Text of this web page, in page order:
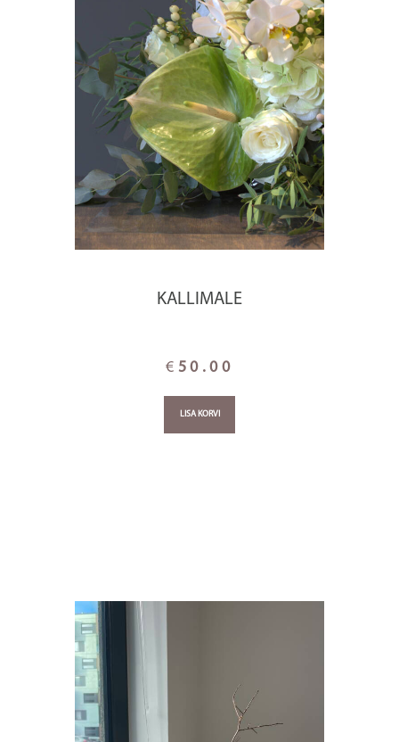
KALLIMALE
€ 50.00
LISA KORVI